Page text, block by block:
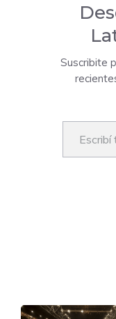
Suscribite
Escribí tu correo